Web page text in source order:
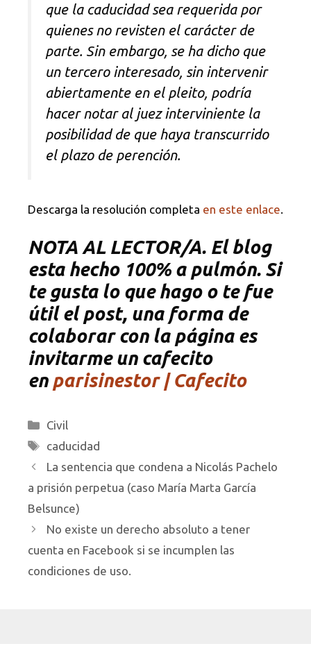
que la caducidad sea requerida por
quienes no revisten el carácter de
parte. Sin embargo, se ha dicho que
un tercero interesado, sin intervenir
abiertamente en el pleito, podría
hacer notar al juez interviniente la
posibilidad de que haya transcurrido
el plazo de perención.
Descarga la resolución completa en este enlace.
NOTA AL LECTOR/A. El blog
esta hecho 100% a pulmón. Si
te gusta lo que hago o te fue
útil el post, una forma de
colaborar con la página es
invitarme un cafecito
en parisinestor | Cafecito
Categorías
Civil
Etiquetas
caducidad
La sentencia que condena a Nicolás Pachelo
a prisión perpetua (caso María Marta García
Belsunce)
No existe un derecho absoluto a tener
cuenta en Facebook si se incumplen las
condiciones de uso.